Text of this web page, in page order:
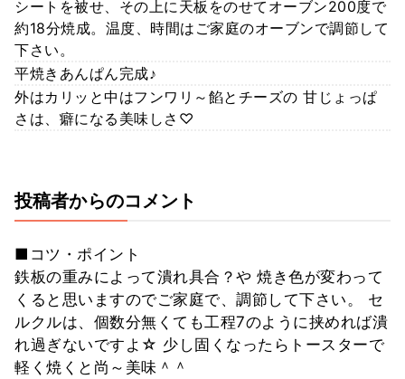
シートを被せ、その上に天板をのせてオーブン200度で
約18分焼成。温度、時間はご家庭のオーブンで調節して
下さい。
平焼きあんぱん完成♪
外はカリッと中はフンワリ～餡とチーズの 甘じょっぱ
さは、癖になる美味しさ♡
投稿者からのコメント
■コツ・ポイント
鉄板の重みによって潰れ具合？や 焼き色が変わって
くると思いますのでご家庭で、調節して下さい。 セ
ルクルは、個数分無くても工程7のように挟めれば潰
れ過ぎないですよ☆ 少し固くなったらトースターで
軽く焼くと尚～美味＾＾